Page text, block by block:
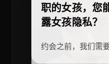
职的女孩，您
露女孩隐私？
约会之前，我们需